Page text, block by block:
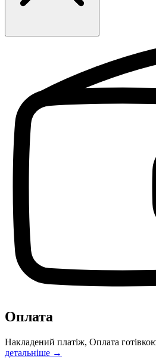
Оплата
Накладений платіж, Оплата
детальніше →